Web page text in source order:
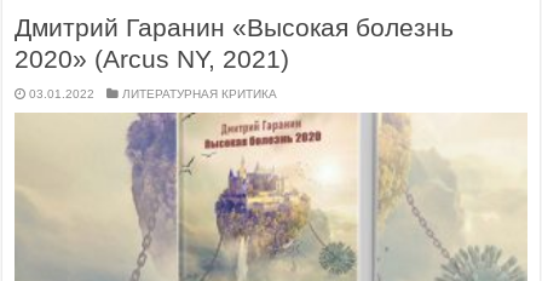
Дмитрий Гаранин «Высокая болезнь
2020» (Arcus NY, 2021)
03.01.2022 ЛИТЕРАТУРНАЯ КРИТИКА